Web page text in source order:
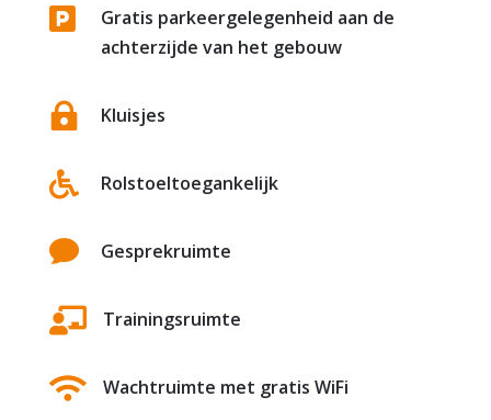

Gratis parkeergelegenheid aan de
achterzijde van het gebouw
 Kluisjes
 Rolstoeltoegankelijk
 Gesprekruimte
 Trainingsruimte
 Wachtruimte met gratis WiFi